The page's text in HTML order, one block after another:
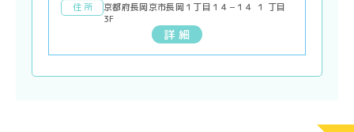
住 所
京都府長岡京市長岡１丁目１４−１４ １ 丁目
3F
詳 細